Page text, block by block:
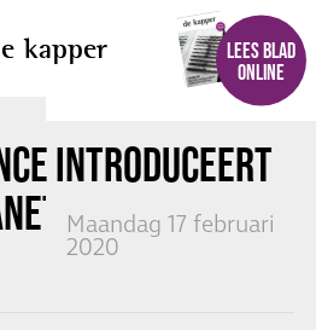
kapper
LEES BLAD
ONLINE
INTRODUCEERT
ON THE WALL!
Maandag 17 februari
2020